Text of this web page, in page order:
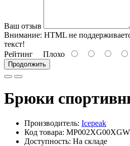
Ваш отзыв
Внимание: HTML не
текст!
Рейтинг Плохо
Продолжить
Брюки
Производитель: Icepeak
Код товара: MP002XG00XGW
Доступность: На складе